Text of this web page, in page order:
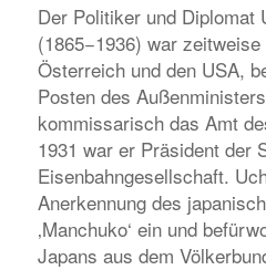
Der Politiker und Diplomat
(1865−1936) war
Österreich und den USA,
Posten des
kommissarisch das Amt
1931 war er Präsident der
Eisenbahngesellschaft.
Anerkennung des
‚Manchuko‘ ein und
Japans aus dem